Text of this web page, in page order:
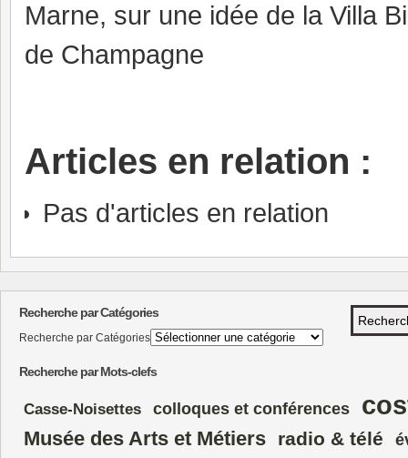
Marne, sur une idée de la Villa
de Champagne
Articles en relation :
Pas d'articles en relation
Recherche par Catégories
Recherche par Catégories
Recherche par Mots-clefs
Casse-Noisettes colloques et conférences
Musée des Arts et Métiers radio & télé